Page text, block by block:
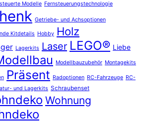
Modelle Fernsteuerungstechnologie
Getriebe- und Achsoptionen
Kitdetails Hobby Holz
Lagerkits Laser LEGO® Liebe
Modellbauzubehör Montagekits
Präsent Radoptionen RC-Fahrzeuge RC-
und Lagerkits Schraubenset
Wohnung